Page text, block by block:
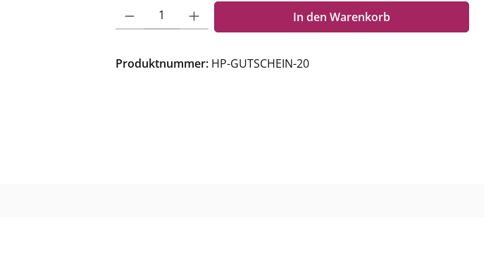
Produkt Anzahl: Gib den gewünschten Wert ein oder benutze die Schaltflächen um die Anzahl zu
In den Warenkorb
Produktnummer: HP-GUTSCHEIN-20